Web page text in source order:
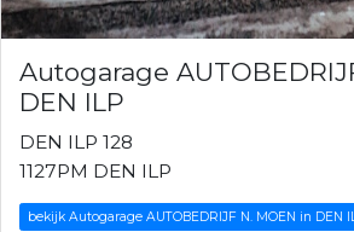
Autogarage
DEN ILP
DEN ILP 128
1127PM DEN ILP
bekijk Autogarage AUTOBEDRIJF N. MOEN in DEN